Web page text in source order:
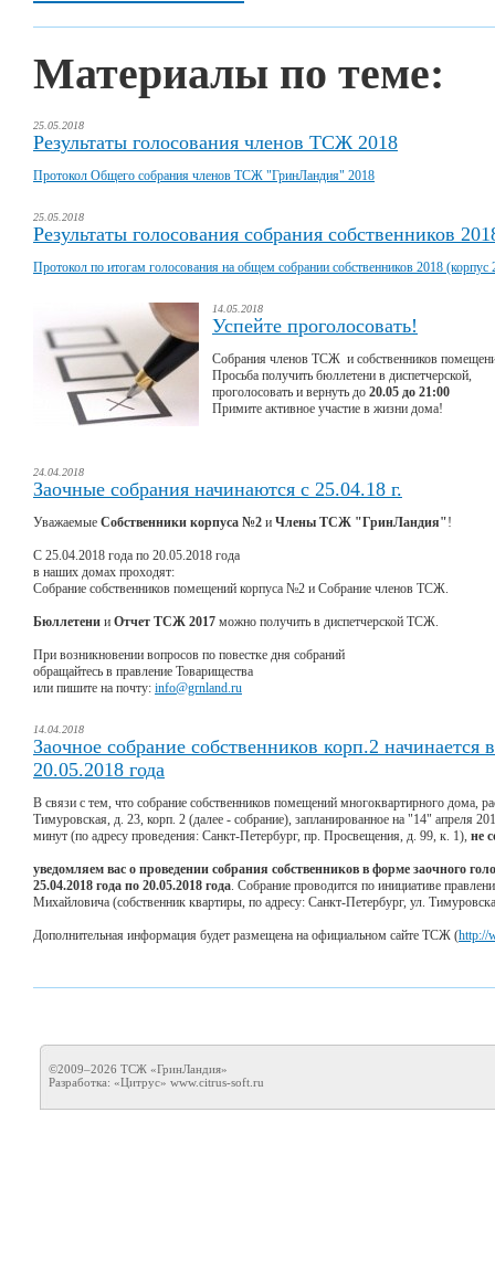
Материалы по теме:
25.05.2018
Результаты голосования членов ТСЖ 2018
Протокол Общего собрания членов ТСЖ "ГринЛандия" 2018
25.05.2018
Результаты голосования собрания собственников
Протокол по итогам голосования на общем собрании собственников 2018 (корпус
14.05.2018
Успейте проголосовать!
Собрания членов ТСЖ и собственников
Просьба получить бюллетени в диспетчерской,
проголосовать и вернуть до 20.05 до 21:00
Примите активное участие в жизни дома!
24.04.2018
Заочные собрания начинаются с 25.04.18 г.
Уважаемые Собственники корпуса №2 и Члены ТСЖ "ГринЛандия"!
С 25.04.2018 года по 20.05.2018 года
в наших домах проходят:
Собрание собственников помещений корпуса №2 и Собрание членов ТСЖ.
Бюллетени и Отчет ТСЖ 2017 можно получить в диспетчерской ТСЖ.
При возникновении вопросов по повестке дня собраний
обращайтесь в правление Товарищества
или пишите на почту: info@grnland.ru
14.04.2018
Заочное собрание собственников корп.2 начинается
20.05.2018 года
В связи с тем, что собрание собственников помещений многоквартирного дома,
Тимуровская, д. 23, корп. 2 (далее - собрание), запланированное на "14" апреля
минут (по адресу проведения: Санкт-Петербург, пр. Просвещения, д. 99, к. 1), не
уведомляем вас о проведении собрания собственников в форме заочного
25.04.2018 года по 20.05.2018 года. Собрание проводится по инициативе
Михайловича (собственник квартиры, по адресу: Санкт-Петербург, ул.
Дополнительная информация будет размещена на официальном сайте ТСЖ (http://
©2009–2026 ТСЖ «ГринЛандия»
Разработка: «Цитрус» www.citrus-soft.ru